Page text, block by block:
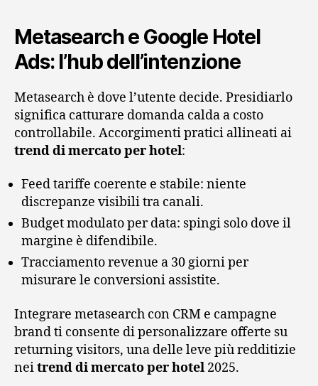
Metasearch e Google Hotel
Ads: l’hub dell’intenzione
Metasearch è dove l’utente decide. Presidiarlo
significa catturare domanda calda a costo
controllabile. Accorgimenti pratici allineati ai
trend di mercato per hotel:
Feed tariffe coerente e stabile: niente
discrepanze visibili tra canali.
Budget modulato per data: spingi solo dove il
margine è difendibile.
Tracciamento revenue a 30 giorni per
misurare le conversioni assistite.
Integrare metasearch con CRM e campagne
brand ti consente di personalizzare offerte su
returning visitors, una delle leve più redditizie
neitrend di mercato per hotel 2025.